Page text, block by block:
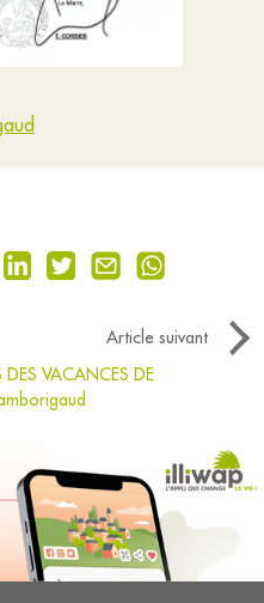
Article suivant
DES VACANCES DE